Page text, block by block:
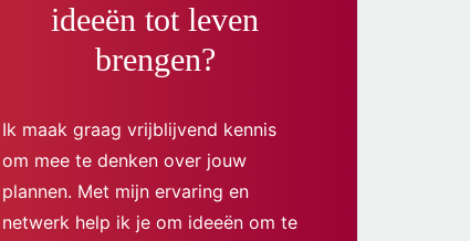
ideeën tot leven
brengen?
Ik maak graag vrijblijvend kennis
om mee te denken over jouw
plannen. Met mijn ervaring en
netwerk help ik je om ideeën om te